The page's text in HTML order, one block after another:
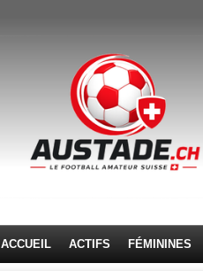
ACCUEIL ACTIFS FÉMININES